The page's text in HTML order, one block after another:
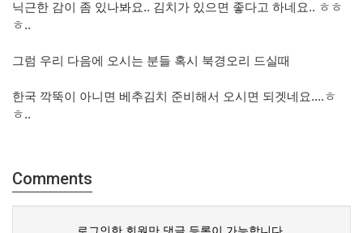
닉근한 감이 좀 있나봐요.. 김치가 있으면 좋다고 하네요.. ㅎㅎ
ㅎ..
그럼 우리 다음에 오시는 분들 혹시 북경오리 드실때
한국 깍뚝이 아니면 베추김치 준비해서 오시면 되겟네요....ㅎ
ㅎ..
Comments